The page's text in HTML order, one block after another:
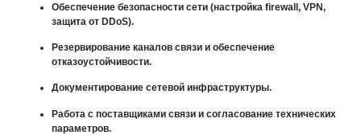
Обеспечение безопасности сети (настройка firewall, VPN,
защита от DDoS).
Резервирование каналов связи и обеспечение
отказоустойчивости.
Документирование сетевой инфраструктуры.
Работа с поставщиками связи и согласование технических
параметров.